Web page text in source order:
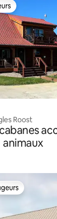
Roost
animaux
les plus